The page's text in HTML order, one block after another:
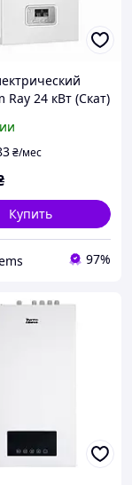
Ray 24 кВт (Скат)
₴/мес
Купить
97%